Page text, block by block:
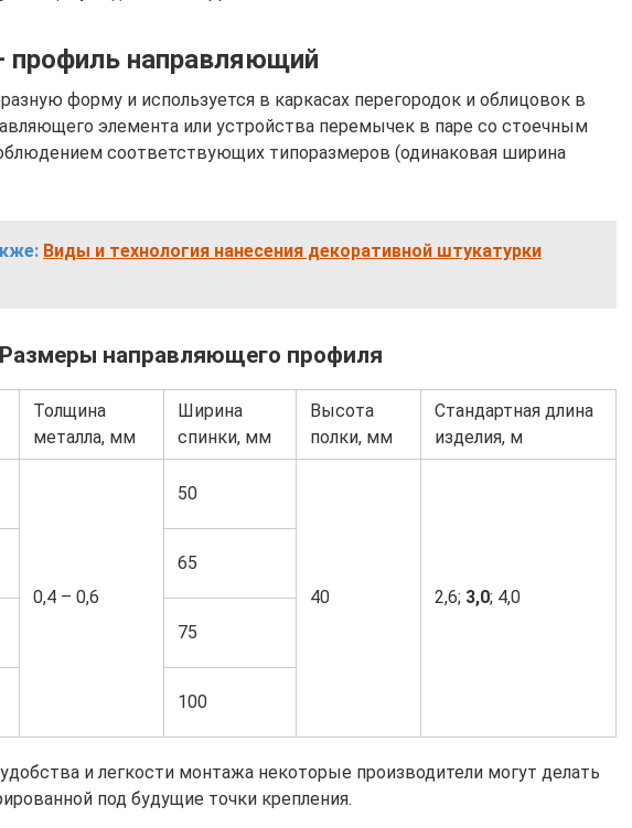
профиль направляющий
форму и используется в каркасах перегородок и облицовок в
элемента или устройства перемычек в паре со стоечным
соответствующих типоразмеров (одинаковая ширина
Виды и технология нанесения декоративной штукатурки
направляющего профиля
Толщина
металла, мм
Ширина
спинки, мм
Высота
полки, мм
Стандартная длина
изделия, м
0,4 – 0,6
50
40 2,6; 3,0; 4,0
65
75
100
и легкости монтажа некоторые производители могут делать
под будущие точки крепления.